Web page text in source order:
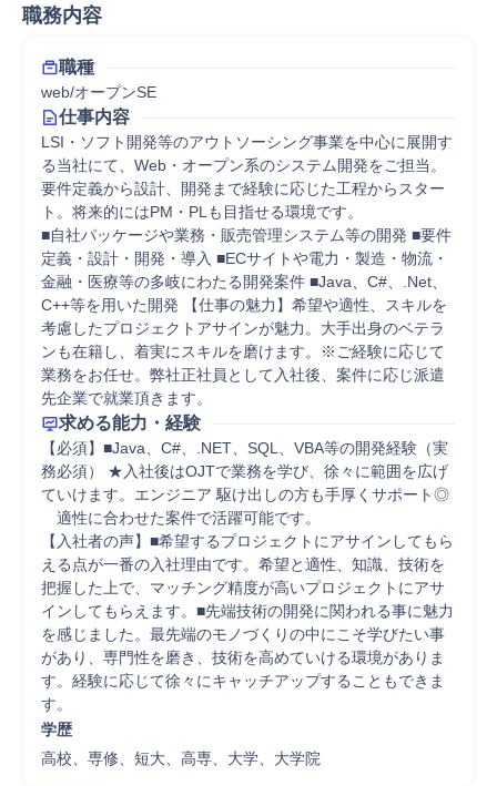
職務内容
職種
web/オープンSE
仕事内容
LSI・ソフト開発等のアウトソーシング事業を中心に展開す
る当社にて、Web・オープン系のシステム開発をご担当。
要件定義から設計、開発まで経験に応じた工程からスター
ト。将来的にはPM・PLも目指せる環境です。
■自社パッケージや業務・販売管理システム等の開発 ■要件
定義・設計・開発・導入 ■ECサイトや電力・製造・物流・
金融・医療等の多岐にわたる開発案件 ■Java、C#、.Net、
C++等を用いた開発 【仕事の魅力】希望や適性、スキルを
考慮したプロジェクトアサインが魅力。大手出身のベテラ
ンも在籍し、着実にスキルを磨けます。※ご経験に応じて
業務をお任せ。弊社正社員として入社後、案件に応じ派遣
先企業で就業頂きます。
求める能力・経験
【必須】■Java、C#、.NET、SQL、VBA等の開発経験（実
務必須） ★入社後はOJTで業務を学び、徐々に範囲を広げ
ていけます。エンジニア 駆け出しの方も手厚くサポート◎
適性に合わせた案件で活躍可能です。
【入社者の声】■希望するプロジェクトにアサインしてもら
える点が一番の入社理由です。希望と適性、知識、技術を
把握した上で、マッチング精度が高いプロジェクトにアサ
インしてもらえます。■先端技術の開発に関われる事に魅力
を感じました。最先端のモノづくりの中にこそ学びたい事
があり、専門性を磨き、技術を高めていける環境がありま
す。経験に応じて徐々にキャッチアップすることもできま
す。
学歴
高校、専修、短大、高専、大学、大学院